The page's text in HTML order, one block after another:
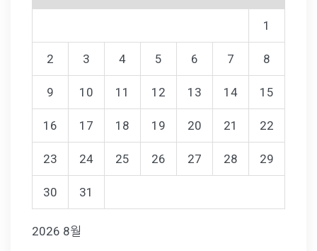
2026 8월
1
2 3 4 5 6 7 8
9 10 11 12 13 14 15
16 17 18 19 20 21 22
23 24 25 26 27 28 29
30 31